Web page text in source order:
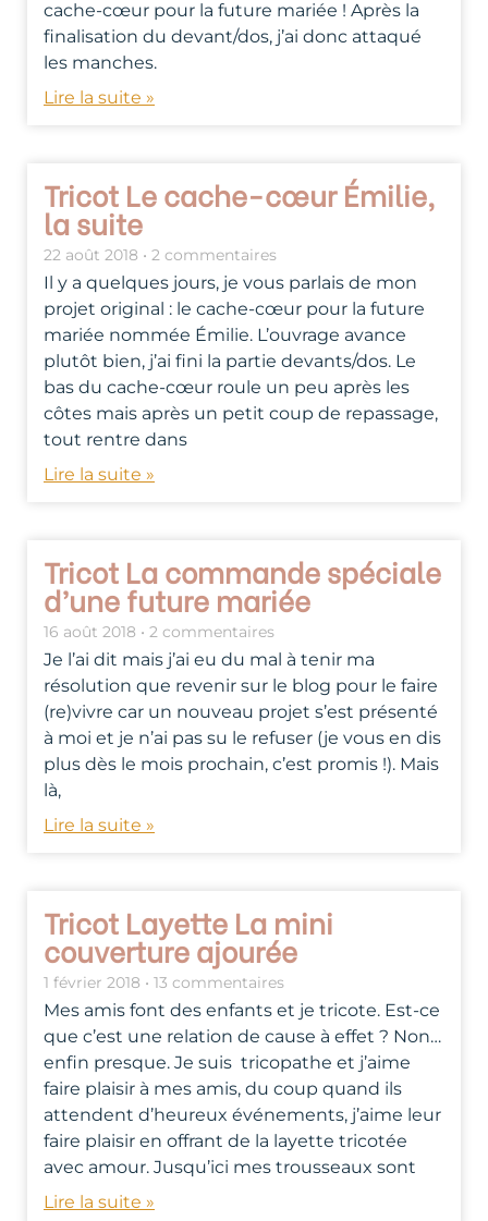
cache-cœur pour la future mariée ! Après la
finalisation du devant/dos, j’ai donc attaqué
les manches.
Lire la suite »
Tricot Le cache-cœur Émilie,
la suite
22 août 2018 2 commentaires
Il y a quelques jours, je vous parlais de mon
projet original : le cache-cœur pour la future
mariée nommée Émilie. L’ouvrage avance
plutôt bien, j’ai fini la partie devants/dos. Le
bas du cache-cœur roule un peu après les
côtes mais après un petit coup de repassage,
tout rentre dans
Lire la suite »
Tricot La commande spéciale
d’une future mariée
16 août 2018 2 commentaires
Je l’ai dit mais j’ai eu du mal à tenir ma
résolution que revenir sur le blog pour le faire
(re)vivre car un nouveau projet s’est présenté
à moi et je n’ai pas su le refuser (je vous en dis
plus dès le mois prochain, c’est promis !). Mais
là,
Lire la suite »
Tricot Layette La mini
couverture ajourée
1 février 2018 13 commentaires
Mes amis font des enfants et je tricote. Est-ce
que c’est une relation de cause à effet ? Non…
enfin presque. Je suis tricopathe et j’aime
faire plaisir à mes amis, du coup quand ils
attendent d’heureux événements, j’aime leur
faire plaisir en offrant de la layette tricotée
avec amour. Jusqu’ici mes trousseaux sont
Lire la suite »